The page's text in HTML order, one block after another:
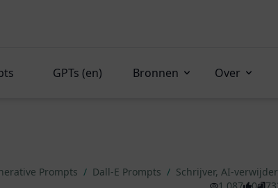
GPTs (en) Bronnen Over
Prompts / Dall-E Prompts / Schrijver, AI-